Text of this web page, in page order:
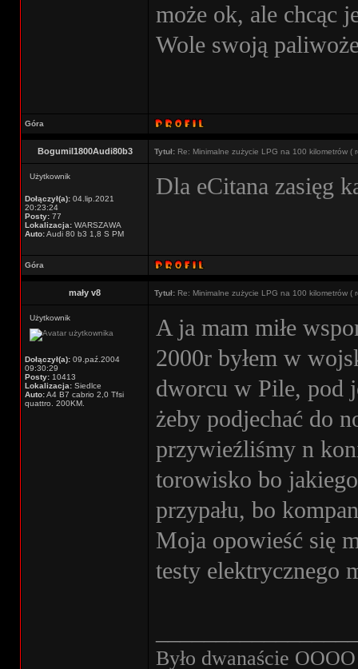
może ok, ale chcąc
Wole swoją
Góra
Bogumil1800Audi80b3 Tytuł: Re: Minimalne zużycie LPG na 100 kilometrów (
Użytkownik
Dołączył(a): 04.lip.2021
20:23:24
Posty: 77
Lokalizacja: WARSZAWA
Auto:Audi 80 b3 1,8 S PM
Dla eCitana zasięg
Góra
mały v8 Tytuł: Re: Minimalne zużycie LPG na 100 kilometrów (
Użytkownik
Dołączył(a): 09.paź.2004
09:30:29
Posty: 10413
Lokalizacja: Siedlce
Auto:A4 B7 cabrio 2,0 Tfsi
quattro. 200KM.
A ja mam miłe
2000r byłem w
dworcu w Pile, pod
żeby podjechać do
przywieźliśmy n
torowisko bo
przypału, bo
Moja opowieść się
testy elektrycznego
Było dwanaście